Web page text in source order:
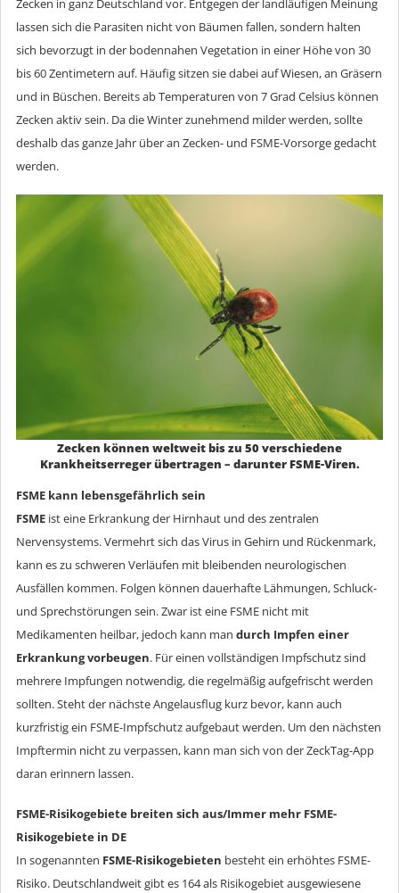
Zecken in ganz Deutschland vor. Entgegen der landläufigen Meinung
lassen sich die Parasiten nicht von Bäumen fallen, sondern halten
sich bevorzugt in der bodennahen Vegetation in einer Höhe von 30
bis 60 Zentimetern auf. Häufig sitzen sie dabei auf Wiesen, an Gräsern
und in Büschen. Bereits ab Temperaturen von 7 Grad Celsius können
Zecken aktiv sein. Da die Winter zunehmend milder werden, sollte
deshalb das ganze Jahr über an Zecken- und FSME-Vorsorge gedacht
werden.
Zecken können weltweit bis zu 50 verschiedene
Krankheitserreger übertragen – darunter FSME-Viren.
FSME kann lebensgefährlich sein
FSME ist eine Erkrankung der Hirnhaut und des zentralen
Nervensystems. Vermehrt sich das Virus in Gehirn und Rückenmark,
kann es zu schweren Verläufen mit bleibenden neurologischen
Ausfällen kommen. Folgen können dauerhafte Lähmungen, Schluck-
und Sprechstörungen sein. Zwar ist eine FSME nicht mit
Medikamenten heilbar, jedoch kann man durch Impfen einer
Erkrankung vorbeugen. Für einen vollständigen Impfschutz sind
mehrere Impfungen notwendig, die regelmäßig aufgefrischt werden
sollten. Steht der nächste Angelausflug kurz bevor, kann auch
kurzfristig ein FSME-Impfschutz aufgebaut werden. Um den nächsten
Impftermin nicht zu verpassen, kann man sich von der ZeckTag-App
daran erinnern lassen.
FSME-Risikogebiete breiten sich aus/Immer mehr FSME-
Risikogebiete in DE
In sogenannten FSME-Risikogebieten besteht ein erhöhtes FSME-
Risiko. Deutschlandweit gibt es 164 als Risikogebiet ausgewiesene